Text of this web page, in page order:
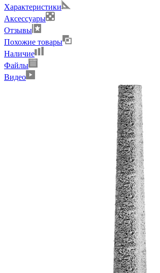
Характеристики
Аксессуары
Отзывы
Похожие товары
Наличие
Файлы
Видео